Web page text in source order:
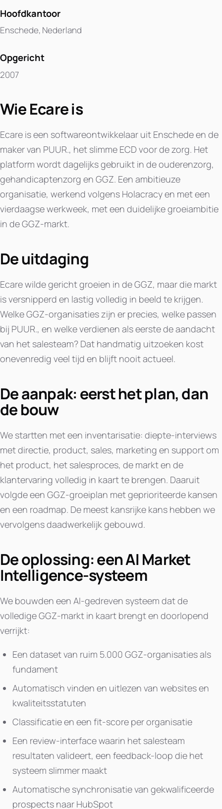
Hoofdkantoor
Enschede, Nederland
Opgericht
2007
Wie Ecare is
Ecare is een softwareontwikkelaar uit Enschede en de
maker van PUUR., het slimme ECD voor de zorg. Het
platform wordt dagelijks gebruikt in de ouderenzorg,
gehandicaptenzorg en GGZ. Een ambitieuze
organisatie, werkend volgens Holacracy en met een
vierdaagse werkweek, met een duidelijke groeiambitie
in de GGZ-markt.
De uitdaging
Ecare wilde gericht groeien in de GGZ, maar die markt
is versnipperd en lastig volledig in beeld te krijgen.
Welke GGZ-organisaties zijn er precies, welke passen
bij PUUR., en welke verdienen als eerste de aandacht
van het salesteam? Dat handmatig uitzoeken kost
onevenredig veel tijd en blijft nooit actueel.
De aanpak: eerst het plan, dan
de bouw
We startten met een inventarisatie: diepte-interviews
met directie, product, sales, marketing en support om
het product, het salesproces, de markt en de
klantervaring volledig in kaart te brengen. Daaruit
volgde een GGZ-groeiplan met geprioriteerde kansen
en een roadmap. De meest kansrijke kans hebben we
vervolgens daadwerkelijk gebouwd.
De oplossing: een AI Market
Intelligence-systeem
We bouwden een AI-gedreven systeem dat de
volledige GGZ-markt in kaart brengt en doorlopend
verrijkt:
Een dataset van ruim 5.000 GGZ-organisaties als
fundament
Automatisch vinden en uitlezen van websites en
kwaliteitsstatuten
Classificatie en een fit-score per organisatie
Een review-interface waarin het salesteam
resultaten valideert, een feedback-loop die het
systeem slimmer maakt
Automatische synchronisatie van gekwalificeerde
prospects naar HubSpot